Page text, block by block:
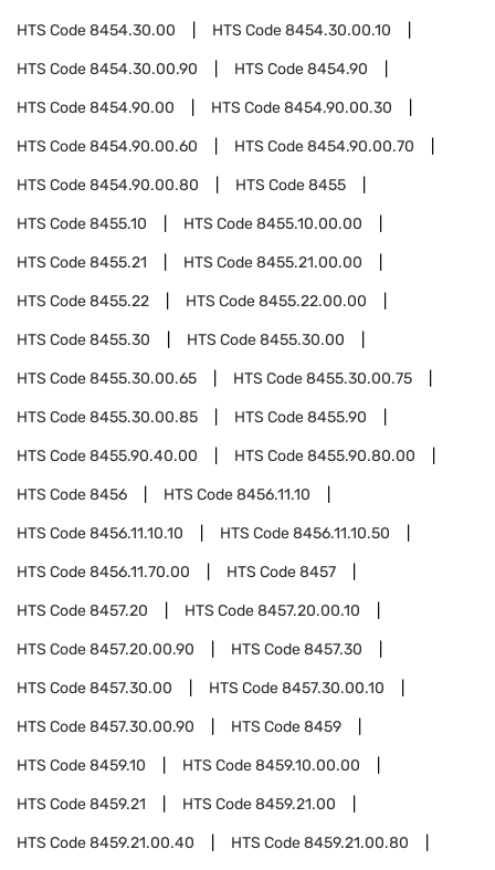
HTS Code8454.30.00 HTS Code8454.30.00.10
HTS Code8454.30.00.90 HTS Code8454.90
HTS Code8454.90.00 HTS Code8454.90.00.30
HTS Code8454.90.00.60 HTS Code8454.90.00.70
HTS Code8454.90.00.80 HTS Code8455
HTS Code8455.10 HTS Code8455.10.00.00
HTS Code8455.21 HTS Code8455.21.00.00
HTS Code8455.22 HTS Code8455.22.00.00
HTS Code8455.30 HTS Code8455.30.00
HTS Code8455.30.00.65 HTS Code8455.30.00.75
HTS Code8455.30.00.85 HTS Code8455.90
HTS Code8455.90.40.00 HTS Code8455.90.80.00
HTS Code8456 HTS Code8456.11.10
HTS Code8456.11.10.10 HTS Code8456.11.10.50
HTS Code8456.11.70.00 HTS Code8457
HTS Code8457.20 HTS Code8457.20.00.10
HTS Code8457.20.00.90 HTS Code8457.30
HTS Code8457.30.00 HTS Code8457.30.00.10
HTS Code8457.30.00.90 HTS Code8459
HTS Code8459.10 HTS Code8459.10.00.00
HTS Code8459.21 HTS Code8459.21.00
HTS Code8459.21.00.40 HTS Code8459.21.00.80